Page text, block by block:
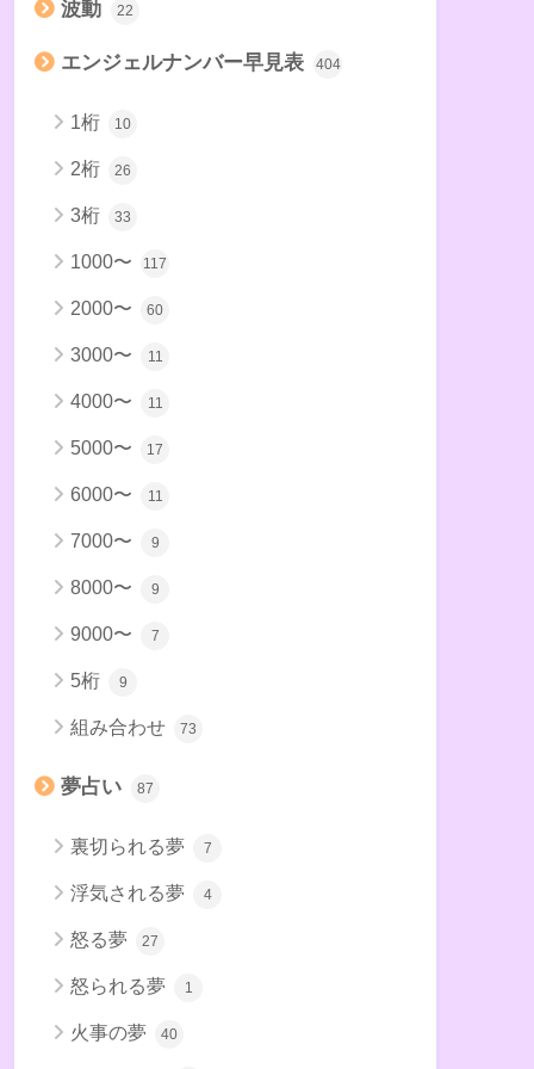
波動 22
エンジェルナンバー早見表 404
1桁 10
2桁 26
3桁 33
1000〜 117
2000〜 60
3000〜 11
4000〜 11
5000〜 17
6000〜 11
7000〜 9
8000〜 9
9000〜 7
5桁 9
組み合わせ 73
夢占い 87
裏切られる夢 7
浮気される夢 4
怒る夢 27
怒られる夢 1
火事の夢 40